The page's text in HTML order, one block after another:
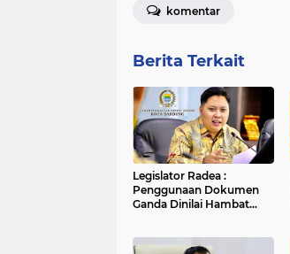
komentar
Berita Terkait
Legislator Radea :
Penggunaan Dokumen
Ganda Dinilai Hambat
Sampah di Kota Bandung